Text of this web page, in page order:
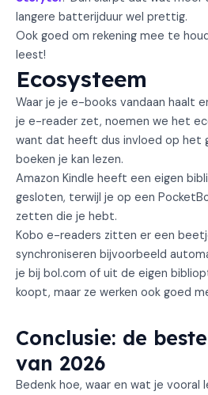
langere batterijduur wel prettig.
Ook goed om rekening mee te
leest!
Ecosysteem
Waar je je e-books vandaan haalt
je e-reader zet, noemen we het
want dat heeft dus invloed op het
boeken je kan lezen.
Amazon Kindle heeft een eigen
gesloten, terwijl je op een
zetten die je hebt.
Kobo e-readers zitten er een
synchroniseren bijvoorbeeld
je bij bol.com of uit de eigen
koopt, maar ze werken ook goed
Conclusie: de
van 2026
Bedenk hoe, waar en wat je vooral